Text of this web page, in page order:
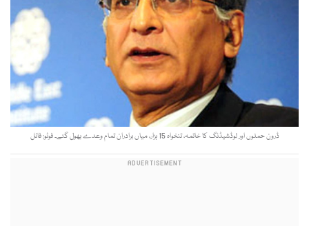
ڈرون حملوں اور لوڈشیڈنگ کا خاتمہ، تنخواہ 15 ہزار، میاں برادران تمام وعدے بھول گئے۔ فوٹو: فائل